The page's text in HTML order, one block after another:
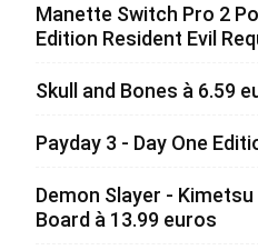
Manette Switch Pro 2
Edition Resident Evil
Skull and Bones à 6.59
Payday 3 - Day One
Demon Slayer - Kimetsu
Board à 13.99 euros